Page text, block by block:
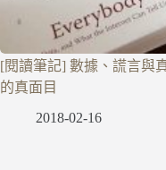
[閱讀筆記] 數據、謊言與
的真面目
2018-02-16